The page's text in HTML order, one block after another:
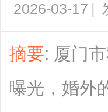
2026-03-17 |
摘要: 厦门
曝光，婚外